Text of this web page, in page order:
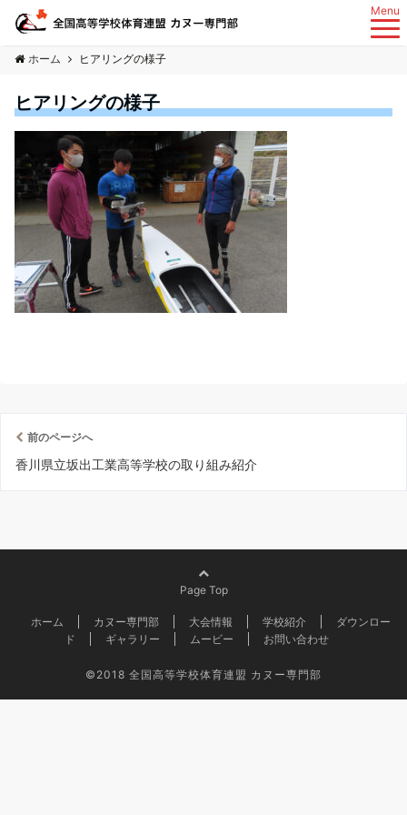
Menu
ホーム ヒアリングの様子
ヒアリングの様子
前のページへ
香川県立坂出工業高等学校の取り組み紹介
Page Top
ホーム カヌー専門部 大会情報 学校紹介
ダウンロー
ド
ギャラリー ムービー お問い合わせ
©2018 全国高等学校体育連盟 カヌー専門部